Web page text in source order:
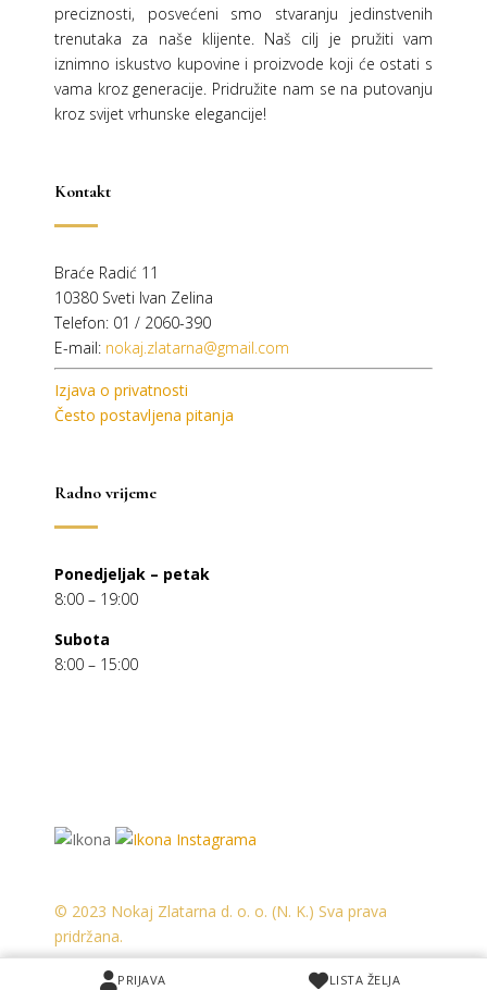
preciznosti, posvećeni smo stvaranju jedinstvenih
trenutaka za naše klijente. Naš cilj je pružiti vam
iznimno iskustvo kupovine i proizvode koji će ostati s
vama kroz generacije. Pridružite nam se na putovanju
kroz svijet vrhunske elegancije!
Kontakt
Braće Radić 11
10380 Sveti Ivan Zelina
Telefon: 01 / 2060-390
E-mail: nokaj.zlatarna@gmail.com
Izjava o privatnosti
Često postavljena pitanja
Radno vrijeme
Ponedjeljak – petak
8:00 – 19:00
Subota
8:00 – 15:00
© 2023 Nokaj Zlatarna d. o. o. (N. K.) Sva prava
pridržana.
PRIJAVA LISTA ŽELJA
PRIJAVA LISTA ŽELJA